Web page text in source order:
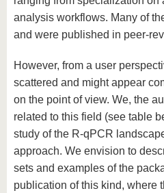
analysis workflows. Many of
and were published in peer-
However, from a user
scattered and might appear
on the point of view. We, the
related to this field (see table
study of the R-qPCR
approach. We envision to
sets and examples of the
publication of this kind, where